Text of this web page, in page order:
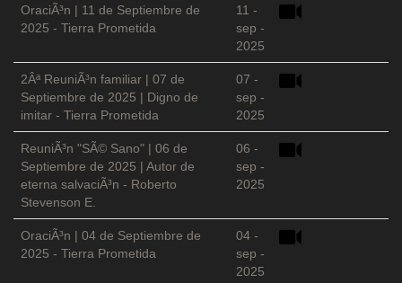
OraciÃ³n | 11 de Septiembre de
2025 - Tierra Prometida
11 -
sep -
2025
2Âª ReuniÃ³n familiar | 07 de
Septiembre de 2025 | Digno de
imitar - Tierra Prometida
07 -
sep -
2025
ReuniÃ³n "SÃ© Sano" | 06 de
Septiembre de 2025 | Autor de
eterna salvaciÃ³n - Roberto
Stevenson E.
06 -
sep -
2025
OraciÃ³n | 04 de Septiembre de
2025 - Tierra Prometida
04 -
sep -
2025